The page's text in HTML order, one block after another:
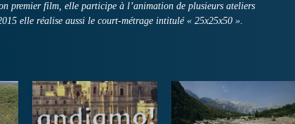
premier film, elle participe à l’animation de plusieurs ateliers
elle réalise aussi le court-métrage intitulé « 25x25x50 ».